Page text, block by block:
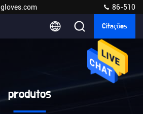
86-510
Citações
produtos